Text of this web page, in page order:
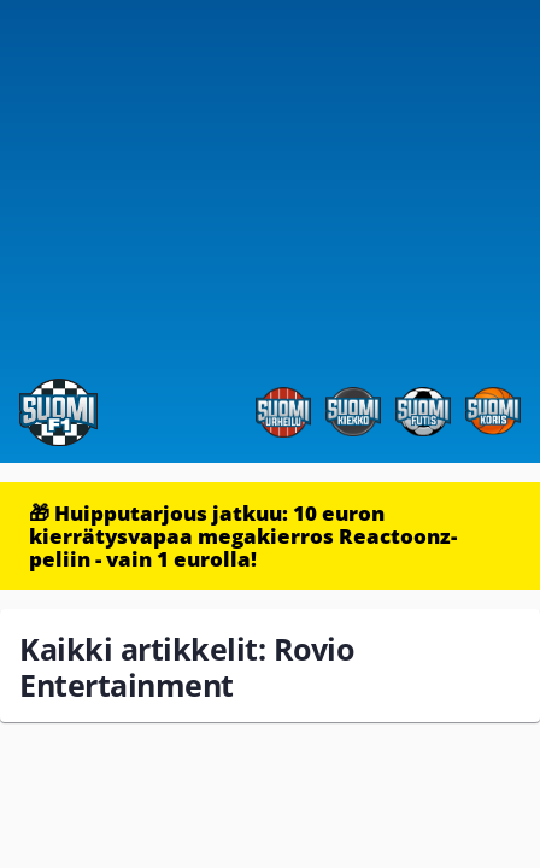
🎁 Huipputarjous jatkuu: 10 euron
kierrätysvapaa megakierros Reactoonz-
peliin - vain 1 eurolla!
Kaikki artikkelit: Rovio
Entertainment